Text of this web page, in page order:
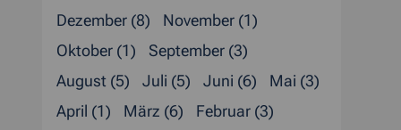
Dezember (8)
November (1)
Oktober (1)
September (3)
August (5)
Juli (5) Juni (6)
Mai (3)
April (1)
März (6)
Februar (3)